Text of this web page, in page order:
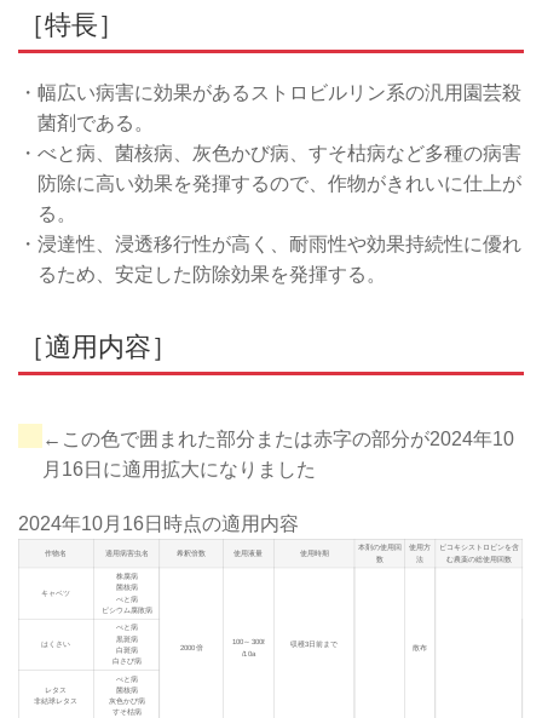
［特長］
・幅広い病害に効果があるストロビルリン系の汎用園芸殺
菌剤である。
・べと病、菌核病、灰色かび病、すそ枯病など多種の病害
防除に高い効果を発揮するので、作物がきれいに仕上が
る。
・浸達性、浸透移行性が高く、耐雨性や効果持続性に優れ
るため、安定した防除効果を発揮する。
［適用内容］
←この色で囲まれた部分または赤字の部分が2024年10
月16日に適用拡大になりました
2024年10月16日 時点の適用内容
作物名 適用病害虫名 希釈倍数 使用液量 使用時期
本剤の使用回
数
使用方
法
ピコキシストロビンを含
む農薬の総使用回数
キャベツ
株腐病
菌核病
べと病
ピシウム腐敗病
2000倍
100～300ℓ
/10a
収穫3日前まで 散布
はくさい
べと病
黒斑病
白斑病
白さび病
レタス
非結球レタス
べと病
菌核病
灰色かび病
すそ枯病